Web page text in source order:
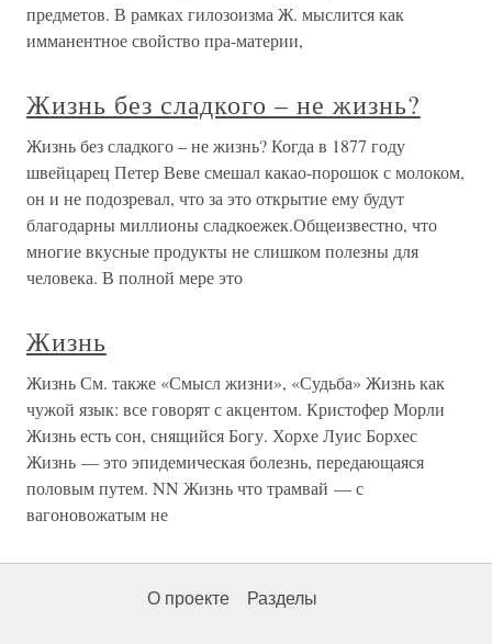
предметов. В рамках гилозоизма Ж. мыслится как
имманентное свойство пра-материи,
Жизнь без сладкого – не жизнь?
Жизнь без сладкого – не жизнь? Когда в 1877 году
швейцарец Петер Веве смешал какао-порошок с молоком,
он и не подозревал, что за это открытие ему будут
благодарны миллионы сладкоежек.Общеизвестно, что
многие вкусные продукты не слишком полезны для
человека. В полной мере это
Жизнь
Жизнь См. также «Смысл жизни», «Судьба» Жизнь как
чужой язык: все говорят с акцентом. Кристофер Морли
Жизнь есть сон, снящийся Богу. Хорхе Луис Борхес
Жизнь — это эпидемическая болезнь, передающаяся
половым путем. NN Жизнь что трамвай — с
вагоновожатым не
О проекте Разделы